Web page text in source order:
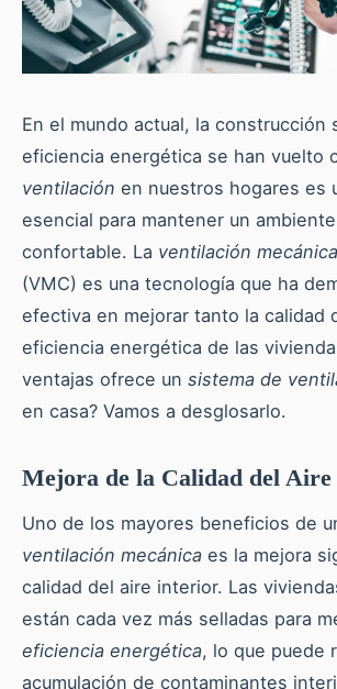
En el mundo actual, la construcción
eficiencia energética se han vuelto
ventilación en nuestros hogares es
esencial para mantener un
confortable. La ventilación mecánica
(VMC) es una tecnología que ha
efectiva en mejorar tanto la calidad
eficiencia energética de las
ventajas ofrece un sistema de
en casa? Vamos a desglosarlo.
Mejora de la Calidad del
Uno de los mayores beneficios de
ventilación mecánica es la mejora
calidad del aire interior. Las
están cada vez más selladas para
eficiencia energética, lo que puede
acumulación de contaminantes